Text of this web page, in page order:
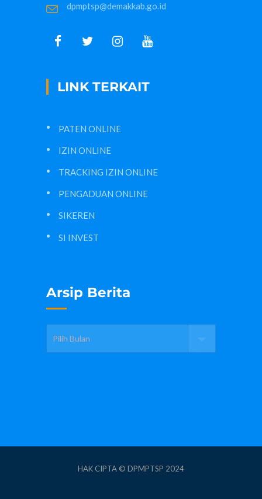
dpmptsp@demakkab.go.id
LINK TERKAIT
PATEN ONLINE
IZIN ONLINE
TRACKING IZIN ONLINE
PENGADUAN ONLINE
SIKEREN
SI INVEST
Arsip Berita
HAK CIPTA © DPMPTSP 2024